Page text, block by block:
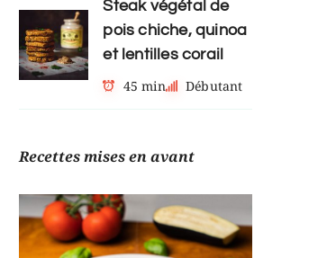
Steak végétal de
pois chiche, quinoa
et lentilles corail
45 min
Débutant
Recettes mises en avant